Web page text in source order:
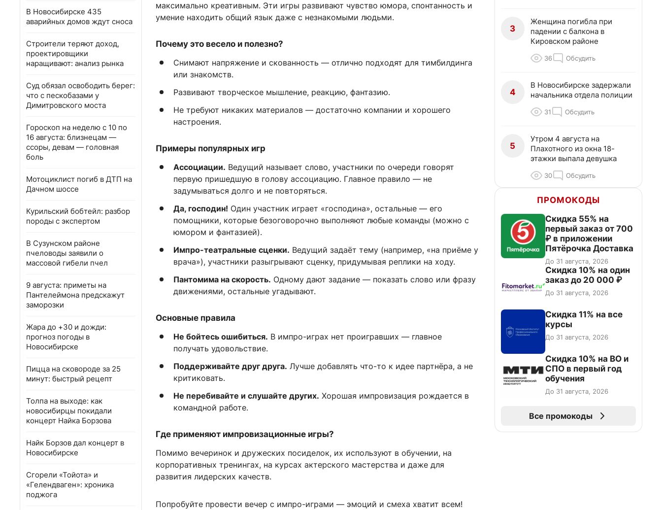
В Новосибирске 435
аварийных домов ждут сноса
Строители теряют доход,
проектировщики
наращивают: анализ рынка
Суд обязал освободить берег:
что с пескобазами у
Димитровского моста
Гороскоп на неделю с 10 по
16 августа: близнецам —
ссоры, девам — головная
боль
Мотоциклист погиб в ДТП на
Дачном шоссе
Курильский бобтейл: разбор
породы с экспертом
В Сузунском районе
пчеловоды заявили о
массовой гибели пчел
9 августа: приметы на
Пантелеймона предскажут
заморозки
Жара до +30 и дожди:
прогноз погоды в
Новосибирске
Пицца на сковороде за 25
минут: быстрый рецепт
Толпа на выходе: как
новосибирцы покидали
концерт Найка Борзова
Найк Борзов дал концерт в
Новосибирске
Сгорели «Тойота» и
«Гелендваген»: хроника
поджога
максимально креативным. Эти игры развивают чувство юмора, спонтанность и
умение находить общий язык даже с незнакомыми людьми.
Почему это весело и полезно?
Снимают напряжение и скованность — отлично подходят для тимбилдинга
или знакомств.
Развивают творческое мышление, реакцию, фантазию.
Не требуют никаких материалов — достаточно компании и хорошего
настроения.
Примеры популярных игр
Ассоциации. Ведущий называет слово, участники по очереди говорят
первую пришедшую в голову ассоциацию. Главное правило — не
задумываться долго и не повторяться.
Да, господин! Один участник играет «господина», остальные — его
помощники, которые безоговорочно выполняют любые команды (можно с
юмором и фантазией).
Импро-театральные сценки. Ведущий задаёт тему (например, «на приёме у
врача»), участники разыгрывают сценку, придумывая реплики на ходу.
Пантомима на скорость. Одному дают задание — показать слово или фразу
движениями, остальные угадывают.
Основные правила
Не бойтесь ошибиться. В импро-играх нет проигравших — главное
получать удовольствие.
Поддерживайте друг друга. Лучше добавлять что-то к идее партнёра, а не
критиковать.
Не перебивайте и слушайте других. Хорошая импровизация рождается в
командной работе.
Где применяют импровизационные игры?
Помимо вечеринок и дружеских посиделок, их используют в обучении, на
корпоративных тренингах, на курсах актерского мастерства и даже для
развития лидерских качеств.
Попробуйте провести вечер с импро-играми — эмоций и смеха хватит всем!
3
Женщина погибла при
падении с балкона в
Кировском районе
36 Обсудить
4
В Новосибирске задержали
начальника отдела полиции
31 Обсудить
5
Утром 4 августа на
Плахотного из окна 18-
этажки выпала девушка
30 Обсудить
ПРОМОКОДЫ
Скидка 55% на
первый заказ от 700
₽ в приложении
Пятёрочка Доставка
До 31 августа, 2026
Скидка 10% на один
заказ до 20 000 ₽
До 31 августа, 2026
Скидка 11% на все
курсы
До 31 августа, 2026
Скидка 10% на ВО и
СПО в первый год
обучения
До 31 августа, 2026
Все промокоды